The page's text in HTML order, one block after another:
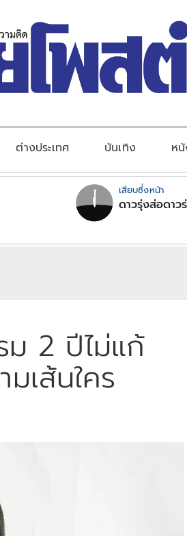
ต่างประเทศ บันเทิง ห
เสียบซึ่งหน้า
ดาวรุ่งส่อดาว
ม 2 ปีไม่แก้
เส้นใคร